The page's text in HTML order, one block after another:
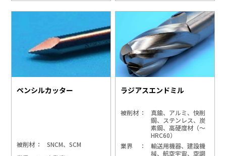
ペンシルカッター
被削材
SNCM、SCM
ラジアスエンドミル
被削材
真鍮、アルミ、快削
鋼、ステンレス、炭
素鋼、高硬度材（～
HRC60）
業界
輸送用機器、建設機
械、航空宇宙、空調